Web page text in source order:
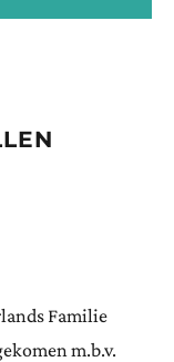
Familie
m.b.v.